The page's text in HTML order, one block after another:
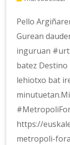
Pello
Gurean
inguruan
batez
lehiotxo bat
https://
metropoli-